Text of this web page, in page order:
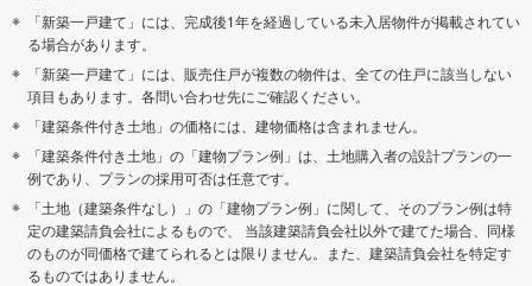
「新築一戸建て」には、完成後1年を経過している未入居物件が掲載されてい
る場合があります。
「新築一戸建て」には、販売住戸が複数の物件は、全ての住戸に該当しない
項目もあります。各問い合わせ先にご確認ください。
「建築条件付き土地」の価格には、建物価格は含まれません。
「建築条件付き土地」の「建物プラン例」は、土地購入者の設計プランの一
例であり、プランの採用可否は任意です。
「土地（建築条件なし）」の「建物プラン例」に関して、そのプラン例は特
定の建築請負会社によるもので、 当該建築請負会社以外で建てた場合、同様
のものが同価格で建てられるとは限りません。また、建築請負会社を特定す
るものではありません。